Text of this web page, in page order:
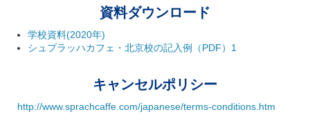
資料ダウンロード
学校資料(2020年)
シュプラッハカフェ・北京校の記入例（PDF）1
キャンセルポリシー
http://www.sprachcaffe.com/japanese/terms-conditions.htm